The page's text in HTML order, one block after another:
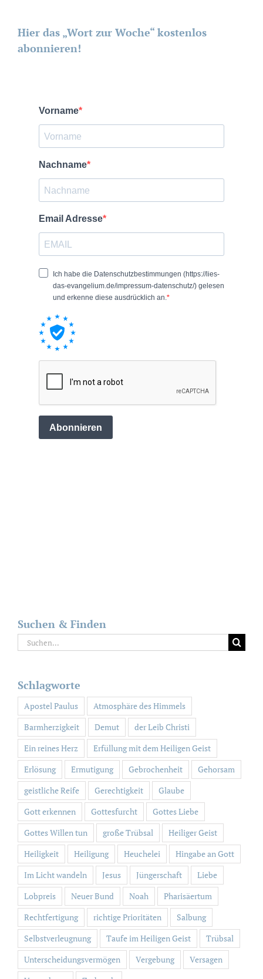
Hier das „Wort zur Woche“ kostenlos
abonnieren!
Suchen & Finden
Suche
nach:
Schlagworte
Apostel Paulus
Atmosphäre des Himmels
Barmherzigkeit
Demut
der Leib Christi
Ein reines Herz
Erfüllung mit dem Heiligen Geist
Erlösung
Ermutigung Gebrochenheit
Gehorsam
geistliche Reife
Gerechtigkeit
Glaube
Gott erkennen
Gottesfurcht
Gottes Liebe
Gottes Willen tun
große Trübsal
Heiliger Geist
Heiligkeit
Heiligung Heuchelei
Hingabe an Gott
Im Licht wandeln
Jesus Jüngerschaft
Liebe
Lobpreis
Neuer Bund Noah
Pharisäertum
Rechtfertigung
richtige Prioritäten
Salbung
Selbstverleugnung
Taufe im Heiligen Geist
Trübsal
Unterscheidungsvermögen
Vergebung
Versagen